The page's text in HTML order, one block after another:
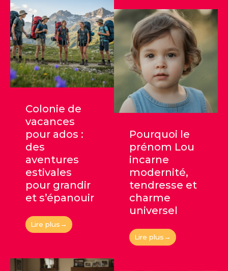
Colonie de
vacances
pour ados :
des
aventures
estivales
pour grandir
et s’épanouir
Lire plus→
Pourquoi le
prénom Lou
incarne
modernité,
tendresse et
charme
universel
Lire plus→